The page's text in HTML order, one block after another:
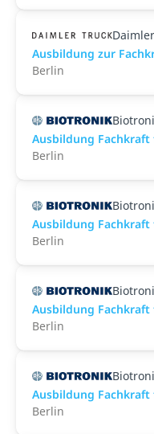
Ausbildung zur
Berlin
Ausbildung
Berlin
Ausbildung
Berlin
Ausbildung
Berlin
Ausbildung
Berlin